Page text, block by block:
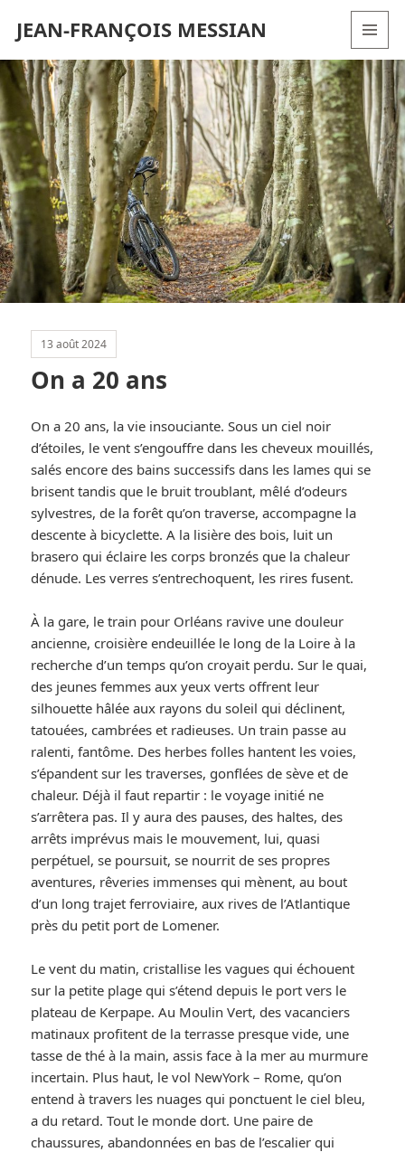
JEAN-FRANÇOIS MESSIAN
AND
WIDGETS
13 août 2024
On a 20 ans
On a 20 ans, la vie insouciante. Sous un ciel noir
d’étoiles, le vent s’engouffre dans les cheveux mouillés,
salés encore des bains successifs dans les lames qui se
brisent tandis que le bruit troublant, mêlé d’odeurs
sylvestres, de la forêt qu’on traverse, accompagne la
descente à bicyclette. A la lisière des bois, luit un
brasero qui éclaire les corps bronzés que la chaleur
dénude. Les verres s’entrechoquent, les rires fusent.
À la gare, le train pour Orléans ravive une douleur
ancienne, croisière endeuillée le long de la Loire à la
recherche d’un temps qu’on croyait perdu. Sur le quai,
des jeunes femmes aux yeux verts offrent leur
silhouette hâlée aux rayons du soleil qui déclinent,
tatouées, cambrées et radieuses. Un train passe au
ralenti, fantôme. Des herbes folles hantent les voies,
s’épandent sur les traverses, gonflées de sève et de
chaleur. Déjà il faut repartir : le voyage initié ne
s’arrêtera pas. Il y aura des pauses, des haltes, des
arrêts imprévus mais le mouvement, lui, quasi
perpétuel, se poursuit, se nourrit de ses propres
aventures, rêveries immenses qui mènent, au bout
d’un long trajet ferroviaire, aux rives de l’Atlantique
près du petit port de Lomener.
Le vent du matin, cristallise les vagues qui échouent
sur la petite plage qui s’étend depuis le port vers le
plateau de Kerpape. Au Moulin Vert, des vacanciers
matinaux profitent de la terrasse presque vide, une
tasse de thé à la main, assis face à la mer au murmure
incertain. Plus haut, le vol NewYork – Rome, qu’on
entend à travers les nuages qui ponctuent le ciel bleu,
a du retard. Tout le monde dort. Une paire de
chaussures, abandonnées en bas de l’escalier qui